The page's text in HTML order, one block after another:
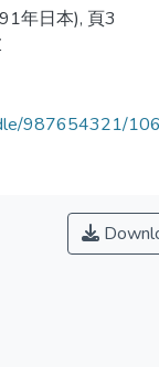
年日本), 頁3
987654321/